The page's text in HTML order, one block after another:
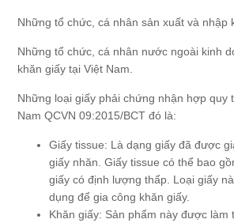
Những tổ chức, cá nhân sản xuất và nhập
Những tổ chức, cá nhân nước ngoài kinh
khăn giấy tại Việt Nam.
Những loại giấy phải chứng nhận hợp quy
Nam QCVN 09:2015/BCT đó là:
Giấy tissue: Là dạng giấy đã được
giấy nhăn. Giấy tissue có thể bao
giấy có định lượng thấp. Loại giấy
dụng để gia công khăn giấy.
Khăn giấy: Sản phẩm này được làm